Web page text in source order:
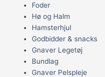
Foder
Hø og Halm
Hamsterhjul
Godbidder & snacks
Gnaver Legetøj
Bundlag
Gnaver Pelspleje